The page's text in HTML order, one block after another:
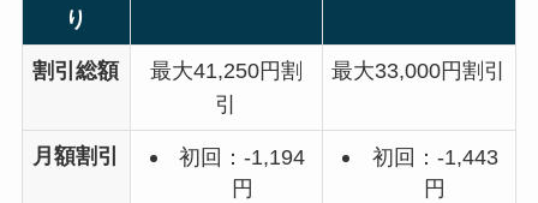
り
割引総額
最大41,250円割
引
最大33,000円割引
月額割引
初回：-1,194
円
初回：-1,443
円